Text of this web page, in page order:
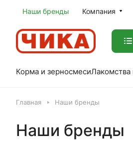
Наши бренды Компания
Корма и зерносмеси
Главная Наши бренды
Наши бренды